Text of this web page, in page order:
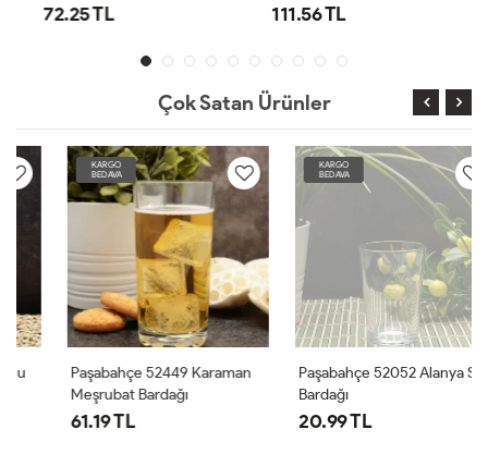
72.25 TL 111.56 TL
Çok Satan Ürünler
KARGO
BEDAVA
Paşabahçe 52449 Karaman
Meşrubat Bardağı
61.19 TL
BEDAVA
Paşabahçe 52052 Alanya Su
Bardağı
20.99 TL